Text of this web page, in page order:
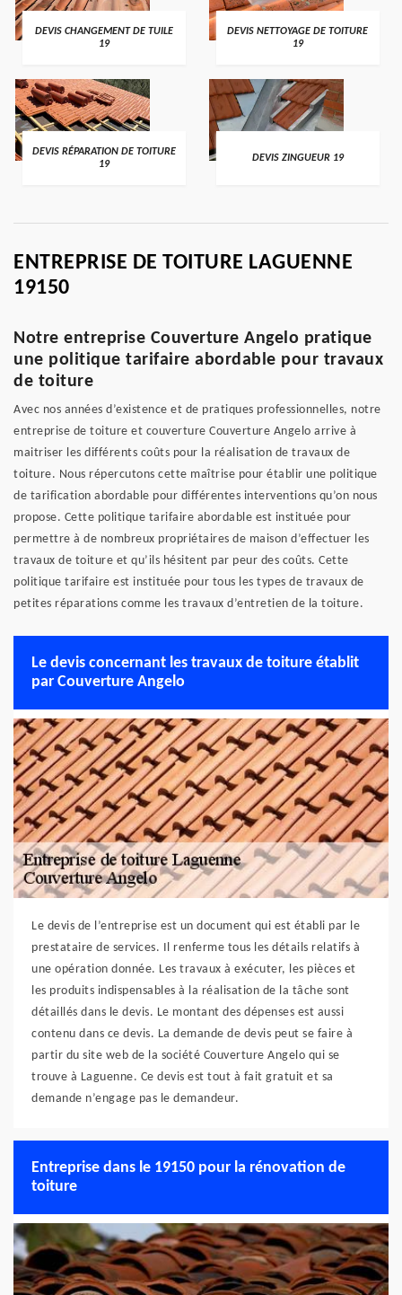
DEVIS CHANGEMENT DE TUILE
19
DEVIS NETTOYAGE DE TOITURE
19
DEVIS RÉPARATION DE TOITURE
19
DEVIS ZINGUEUR 19
ENTREPRISE DE TOITURE LAGUENNE
19150
Notre entreprise Couverture Angelo pratique
une politique tarifaire abordable pour travaux
de toiture
Avec nos années d’existence et de pratiques professionnelles, notre
entreprise de toiture et couverture Couverture Angelo arrive à
maitriser les différents coûts pour la réalisation de travaux de
toiture. Nous répercutons cette maîtrise pour établir une politique
de tarification abordable pour différentes interventions qu’on nous
propose. Cette politique tarifaire abordable est instituée pour
permettre à de nombreux propriétaires de maison d’effectuer les
travaux de toiture et qu’ils hésitent par peur des coûts. Cette
politique tarifaire est instituée pour tous les types de travaux de
petites réparations comme les travaux d’entretien de la toiture.
Le devis concernant les travaux de toiture établit
par Couverture Angelo
Le devis de l’entreprise est un document qui est établi par le
prestataire de services. Il renferme tous les détails relatifs à
une opération donnée. Les travaux à exécuter, les pièces et
les produits indispensables à la réalisation de la tâche sont
détaillés dans le devis. Le montant des dépenses est aussi
contenu dans ce devis. La demande de devis peut se faire à
partir du site web de la société Couverture Angelo qui se
trouve à Laguenne. Ce devis est tout à fait gratuit et sa
demande n’engage pas le demandeur.
Entreprise dans le 19150 pour la rénovation de
toiture